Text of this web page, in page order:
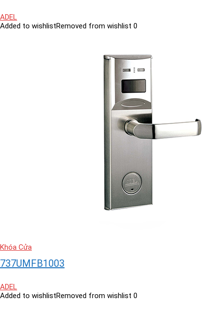
ADEL
Added to wishlistRemoved from wishlist 0
Khóa Cửa
737UMFB1003
ADEL
Added to wishlistRemoved from wishlist 0